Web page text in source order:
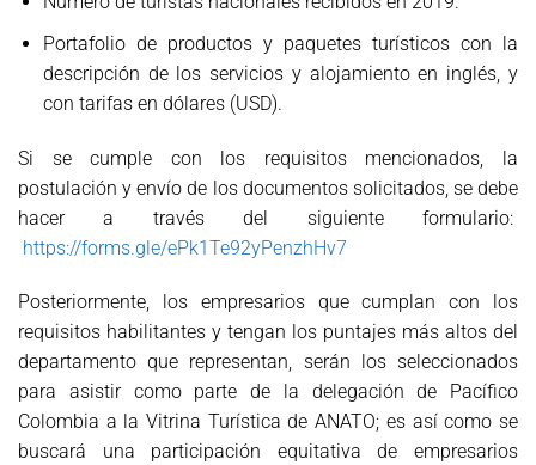
Portafolio de productos y paquetes turísticos con la
descripción de los servicios y alojamiento en inglés, y
con tarifas en dólares (USD).
Si se cumple con los requisitos mencionados, la
postulación y envío de los documentos solicitados, se debe
hacer a través del siguiente formulario:
https://forms.gle/ePk1Te92yPenzhHv7
Posteriormente, los empresarios que cumplan con los
requisitos habilitantes y tengan los puntajes más altos del
departamento que representan, serán los seleccionados
para asistir como parte de la delegación de Pacífico
Colombia a la Vitrina Turística de ANATO; es así como se
buscará una participación equitativa de empresarios